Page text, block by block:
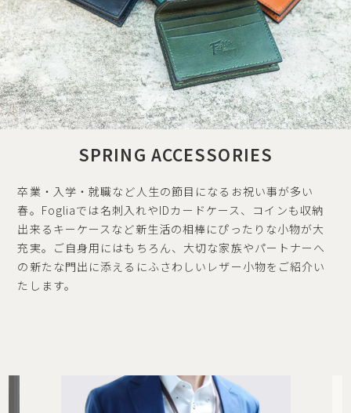
SPRING ACCESSORIES
卒業・入学・就職など人生の節目になるお祝い事が多い
春。Fogliaでは名刺入れやIDカードケース、コインも収納
出来るキーケースなど新生活の相棒にぴったりな小物が大
充実。ご自身用にはもちろん、大切な家族やパートナーへ
の新たな門出に添えるにふさわしいレザー小物をご紹介い
たします。